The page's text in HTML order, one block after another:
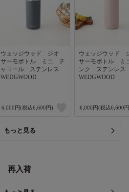
ウェッジウッド ジオ
サーモボトル ミニ チ
ャコール ステンレス
WEDGWOOD
6,000円(税込6,600円)
ウェッジウッド
サーモボトル
ンク ステンレ
WEDGWOOD
6,000円(税込6,600
もっと見る
再入荷